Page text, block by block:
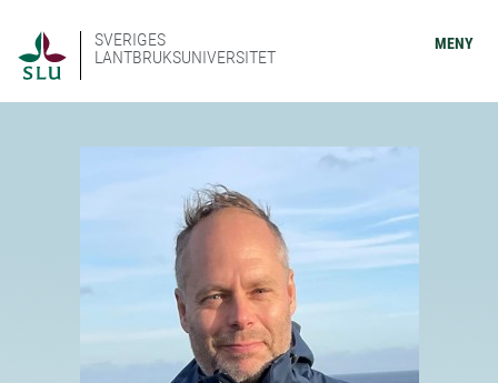
SVERIGES
LANTBRUKSUNIVERSITET
MENY